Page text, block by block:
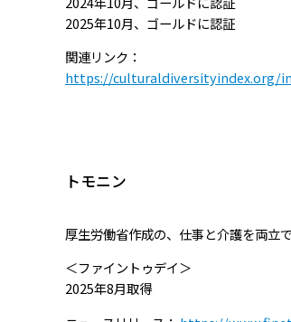
2025年10月、ゴールドに認証
関連リンク：
https://culturaldiversityindex.org/
トモニン
厚生労働省作成の、仕事と介護を両立
＜ファイントゥデイ＞
2025年8月取得